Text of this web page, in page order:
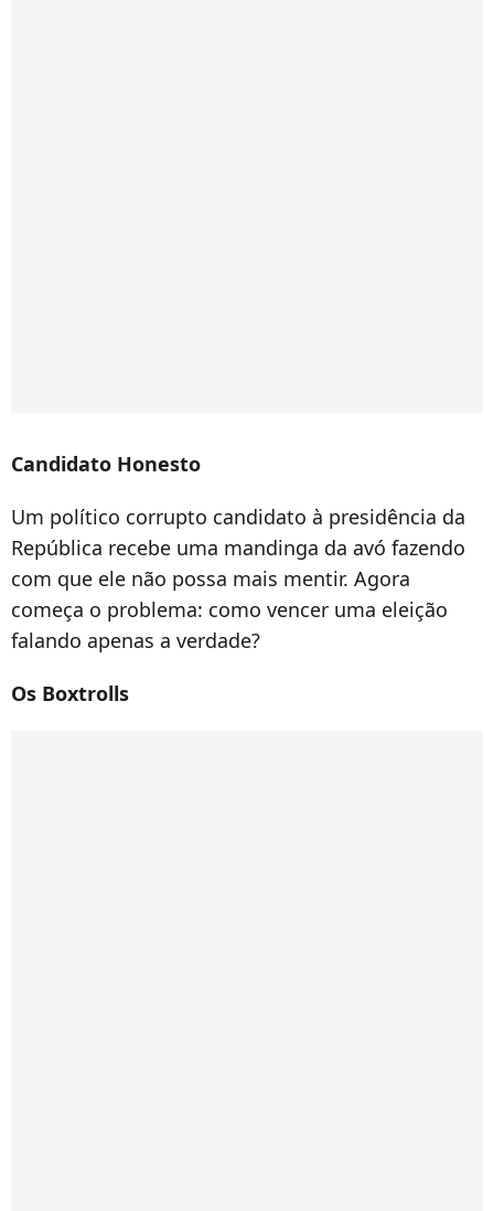
Candidato Honesto
Um político corrupto candidato à presidência da
República recebe uma mandinga da avó fazendo
com que ele não possa mais mentir. Agora
começa o problema: como vencer uma eleição
falando apenas a verdade?
Os Boxtrolls